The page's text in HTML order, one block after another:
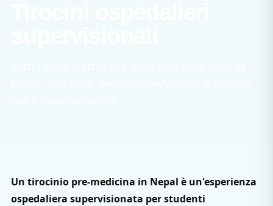
Un tirocinio pre-medicina in Nepal è un'esperienza
ospedaliera supervisionata per studenti